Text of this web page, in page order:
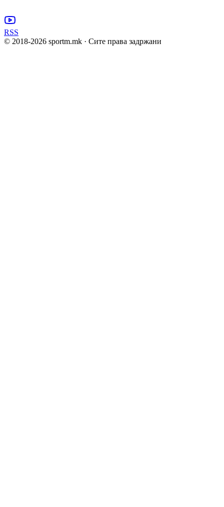
RSS
© 2018-2026 sportm.mk · Сите права задржани